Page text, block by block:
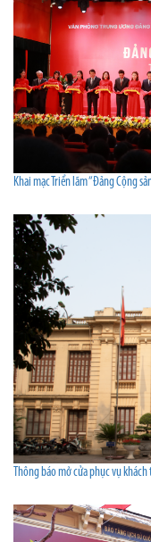
Khai mạc Triển lãm “Đảng Cộng
Thông báo mở cửa phục vụ